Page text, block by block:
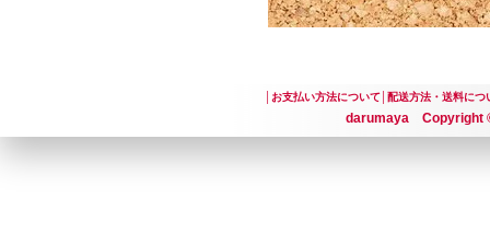
お支払い方法について│ 配送方法・送料につ
darumaya Copyright